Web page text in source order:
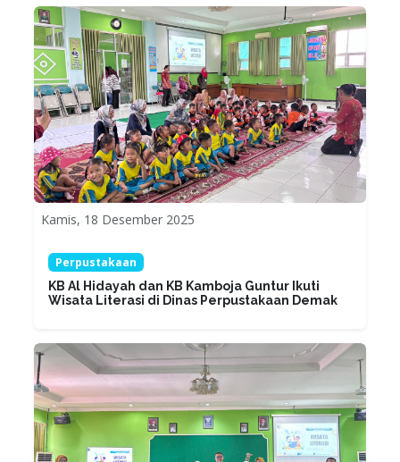
Kamis, 18 Desember 2025
Perpustakaan
KB Al Hidayah dan KB Kamboja Guntur Ikuti
Wisata Literasi di Dinas Perpustakaan Demak